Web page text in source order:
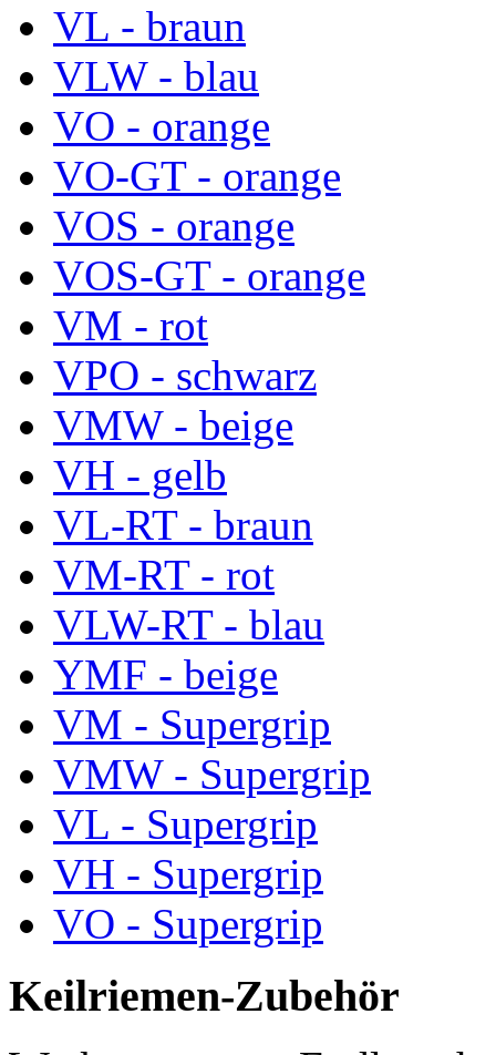
VL - braun
VLW - blau
VO - orange
VO-GT - orange
VOS - orange
VOS-GT - orange
VM - rot
VPO - schwarz
VMW - beige
VH - gelb
VL-RT - braun
VM-RT - rot
VLW-RT - blau
YMF - beige
VM - Supergrip
VMW - Supergrip
VL - Supergrip
VH - Supergrip
VO - Supergrip
Keilriemen-Zubehör